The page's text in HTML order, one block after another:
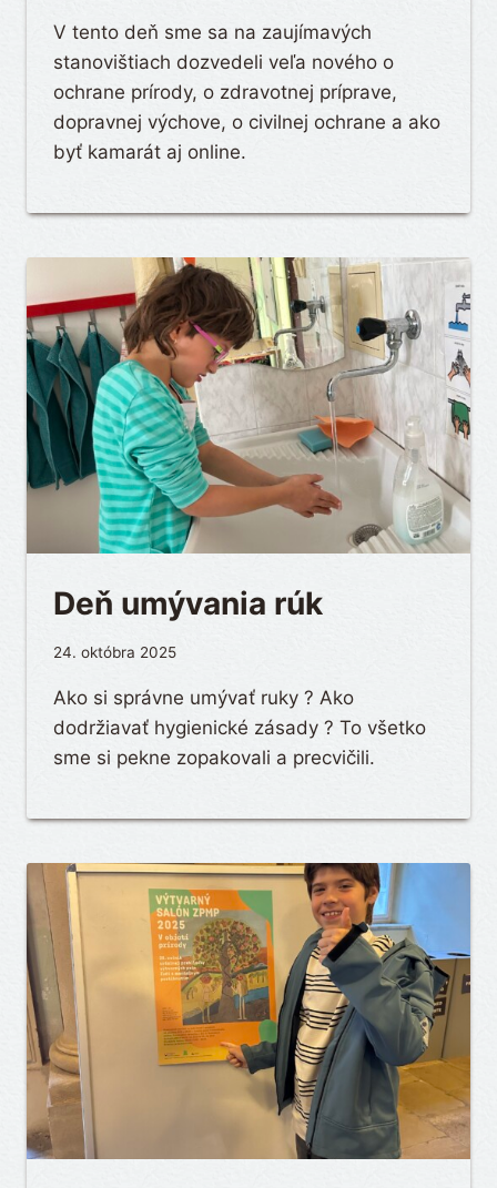
V tento deň sme sa na zaujímavých
stanovištiach dozvedeli veľa nového o
ochrane prírody, o zdravotnej príprave,
dopravnej výchove, o civilnej ochrane a ako
byť kamarát aj online.
Deň umývania rúk
24. októbra 2025
Ako si správne umývať ruky ? Ako
dodržiavať hygienické zásady ? To všetko
sme si pekne zopakovali a precvičili.